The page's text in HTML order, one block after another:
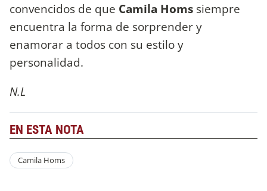
convencidos de que Camila Homs siempre
encuentra la forma de sorprender y
enamorar a todos con su estilo y
personalidad.
N.L
EN ESTA NOTA
Camila Homs